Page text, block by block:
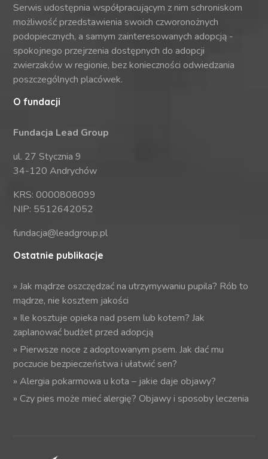
Serwis udostępnia współpracującym z nim schroniskom
możliwość przedstawienia swoich czworonożnych
podopiecznych, a samym zainteresowanych adopcją -
spokojnego przejrzenia dostępnych do adopcji
zwierzaków w regionie, bez konieczności odwiedzania
poszczególnych placówek.
O fundacji
Fundacja Lead Group
ul. 27 Stycznia 9
34-120 Andrychów
KRS: 0000808099
NIP: 5512642052
fundacja@leadgroup.pl
Ostatnie publikacje
»Jak mądrze oszczędzać na utrzymywaniu pupila? Rób to
mądrze, nie kosztem jakości
» Ile kosztuje opieka nad psem lub kotem? Jak
zaplanować budżet przed adopcją
» Pierwsze noce z adoptowanym psem. Jak dać mu
poczucie bezpieczeństwa i ułatwić sen?
»Alergia pokarmowa u kota – jakie daje objawy?
»Czy pies może mieć alergię? Objawy i sposoby leczenia